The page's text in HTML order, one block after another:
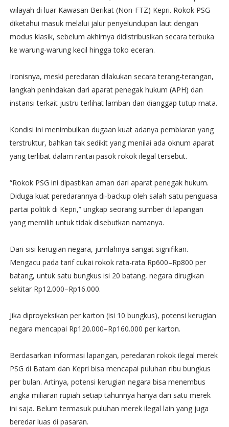
wilayah di luar Kawasan Berikat (Non-FTZ) Kepri. Rokok PSG
diketahui masuk melalui jalur penyelundupan laut dengan
modus klasik, sebelum akhirnya didistribusikan secara terbuka
ke warung-warung kecil hingga toko eceran.
Ironisnya, meski peredaran dilakukan secara terang-terangan,
langkah penindakan dari aparat penegak hukum (APH) dan
instansi terkait justru terlihat lamban dan dianggap tutup mata.
Kondisi ini menimbulkan dugaan kuat adanya pembiaran yang
terstruktur, bahkan tak sedikit yang menilai ada oknum aparat
yang terlibat dalam rantai pasok rokok ilegal tersebut.
“Rokok PSG ini dipastikan aman dari aparat penegak hukum.
Diduga kuat peredarannya di-backup oleh salah satu penguasa
partai politik di Kepri,” ungkap seorang sumber di lapangan
yang memilih untuk tidak disebutkan namanya.
Dari sisi kerugian negara, jumlahnya sangat signifikan.
Mengacu pada tarif cukai rokok rata-rata Rp600–Rp800 per
batang, untuk satu bungkus isi 20 batang, negara dirugikan
sekitar Rp12.000–Rp16.000.
Jika diproyeksikan per karton (isi 10 bungkus), potensi kerugian
negara mencapai Rp120.000–Rp160.000 per karton.
Berdasarkan informasi lapangan, peredaran rokok ilegal merek
PSG di Batam dan Kepri bisa mencapai puluhan ribu bungkus
per bulan. Artinya, potensi kerugian negara bisa menembus
angka miliaran rupiah setiap tahunnya hanya dari satu merek
ini saja. Belum termasuk puluhan merek ilegal lain yang juga
beredar luas di pasaran.